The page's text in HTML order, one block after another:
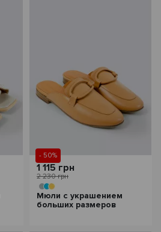
- 50%
1 115 грн
2 230 грн
Мюли с украшением
больших размеров